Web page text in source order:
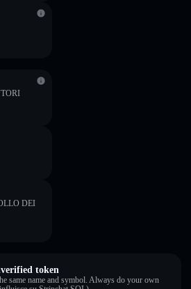
DEI
token
same name and symbol. Always do your own